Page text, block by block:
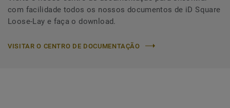
com facilidade todos os nossos documentos de iD Square
Loose-Lay e faça o download.
VISITAR O CENTRO DE DOCUMENTAÇÃO